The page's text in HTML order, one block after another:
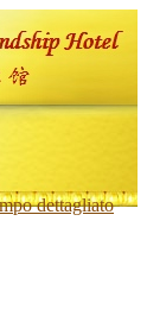
dettagliato